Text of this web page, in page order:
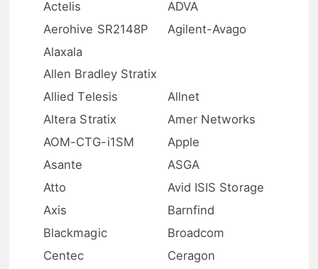
Actelis
ADVA
Aerohive SR2148P
Agilent-Avago
Alaxala
Allen Bradley Stratix
Allied Telesis
Allnet
Altera Stratix
Amer Networks
AOM-CTG-i1SM
Apple
Asante
ASGA
Atto
Avid ISIS Storage
Axis
Barnfind
Blackmagic
Broadcom
Centec
Ceragon